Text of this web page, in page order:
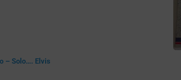
– Solo…. Elvis